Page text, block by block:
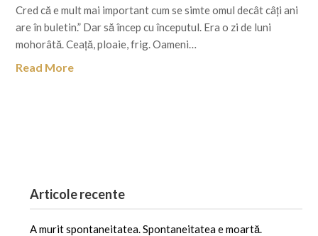
Cred că e mult mai important cum se simte omul decât câți ani
are în buletin.” Dar să încep cu începutul. Era o zi de luni
mohorâtă. Ceață, ploaie, frig. Oameni…
Read More
Articole recente
A murit spontaneitatea. Spontaneitatea e moartă.